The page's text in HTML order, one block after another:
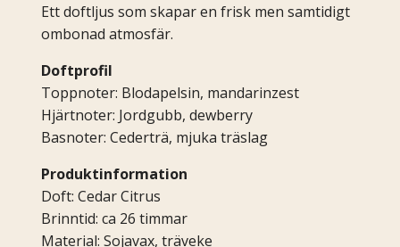
Ett doftljus som skapar en frisk men samtidigt
ombonad atmosfär.
Doftprofil
Toppnoter: Blodapelsin, mandarinzest
Hjärtnoter: Jordgubb, dewberry
Basnoter: Cederträ, mjuka träslag
Produktinformation
Doft: Cedar Citrus
Brinntid: ca 26 timmar
Material: Sojavax, träveke